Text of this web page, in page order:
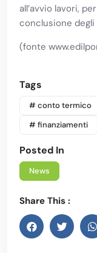
all’avvio lavori,
conclusione
(fonte
Tags
# conto termico
# finanziamenti
Posted In
News
Share This :